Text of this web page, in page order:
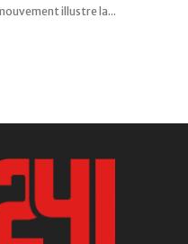
illustre la...